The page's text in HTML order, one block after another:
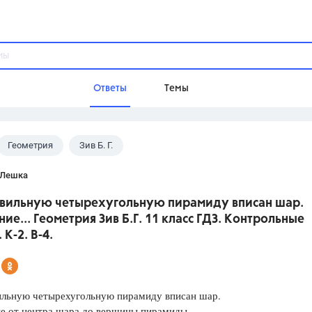
Ответы Темы
Школа
Разумовская М.М.,
Геометрия Зив Б. Г.
четырехугольную пирамиду вписан шар.
Геометрия Зив Б.Г. 11 класс ГДЗ. Контрольные
К-2. В-4.
четырехугольную пирамиду вписан шар.